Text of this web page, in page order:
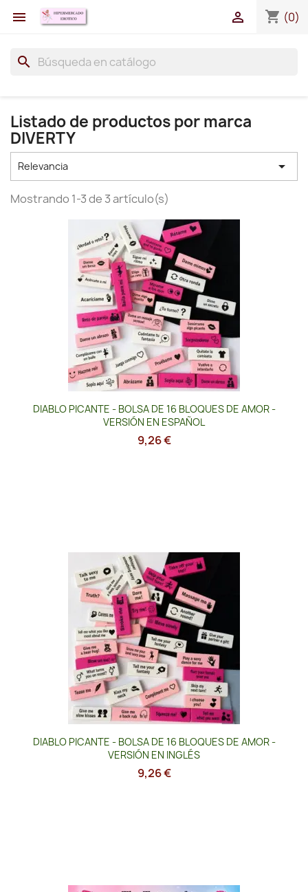
 shopping_cart (0)

search
Listado de productos por marca
DIVERTY
Relevancia 
Mostrando 1-3 de 3 artículo(s)
DIABLO PICANTE - BOLSA DE 16 BLOQUES DE AMOR -
VERSIÓN EN ESPAÑOL
9,26 €
DIABLO PICANTE - BOLSA DE 16 BLOQUES DE AMOR -
VERSIÓN EN INGLÉS
9,26 €